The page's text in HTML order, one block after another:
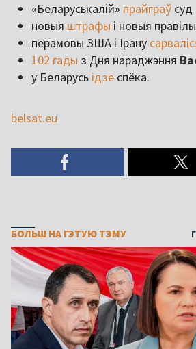
«Беларуськалій» прайграў
новыя штрафы і новыя
перамовы ЗША і Ірану
102 гады з Дня нараджэння
у Беларусь ідзе спёка.
belsat.eu
БОЛЬШ НА ГЭТУЮ ТЭМУ